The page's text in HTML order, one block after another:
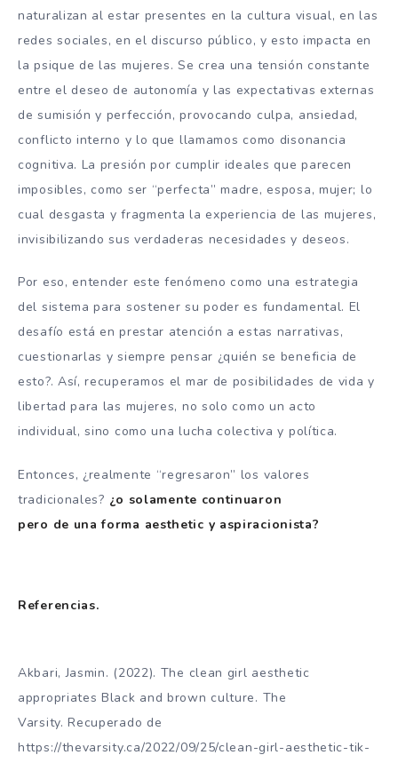
naturalizan al estar presentes en la cultura visual, en las
redes sociales, en el discurso público, y esto impacta en
la psique de las mujeres. Se crea una tensión constante
entre el deseo de autonomía y las expectativas externas
de sumisión y perfección, provocando culpa, ansiedad,
conflicto interno y lo que llamamos como disonancia
cognitiva. La presión por cumplir ideales que parecen
imposibles, como ser “perfecta” madre, esposa, mujer; lo
cual desgasta y fragmenta la experiencia de las mujeres,
invisibilizando sus verdaderas necesidades y deseos.
Por eso, entender este fenómeno como una estrategia
del sistema para sostener su poder es fundamental. El
desafío está en prestar atención a estas narrativas,
cuestionarlas y siempre pensar ¿quién se beneficia de
esto?. Así, recuperamos el mar de posibilidades de vida y
libertad para las mujeres, no solo como un acto
individual, sino como una lucha colectiva y política.
Entonces, ¿realmente “regresaron” los valores
tradicionales? ¿o solamente continuaron
pero de una forma aesthetic y aspiracionista?
Referencias.
Akbari, Jasmin. (2022). The clean girl aesthetic
appropriates Black and brown culture. The
Varsity. Recuperado de
https://thevarsity.ca/2022/09/25/clean-girl-aesthetic-tik-